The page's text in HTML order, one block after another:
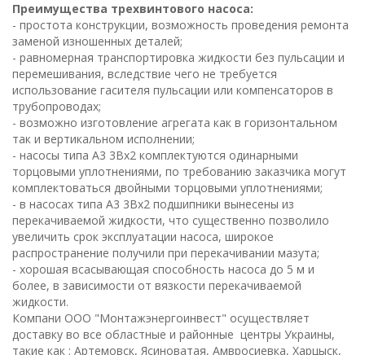
Преимущества трехвинтового насоса:
- простота конструкции, возможность проведения ремонта
заменой изношенных деталей;
- равномерная транспортировка жидкости без пульсации и
перемешивания, вследствие чего не требуется
использование гасителя пульсации или компенсаторов в
трубопроводах;
- возможно изготовление агрегата как в горизонтальном
так и вертикальном исполнении;
- насосы типа А3 3Вх2 комплектуются одинарными
торцовыми уплотнениями, по требованию заказчика могут
комплектоваться двойными торцовыми уплотнениями;
- в насосах типа А3 3Вх2 подшипники вынесены из
перекачиваемой жидкости, что существенно позволило
увеличить срок эксплуатации насоса, широкое
распространение получили при перекачивании мазута;
- хорошая всасывающая способность насоса до 5 м и
более, в зависимости от вязкости перекачиваемой
жидкости.
Компани ООО "Монтажэнергоинвест" осуществляет
доставку во все областные и районные центры Украины,
такие как : Артемовск, Ясиноватая, Амвросиевка, Харцыск,